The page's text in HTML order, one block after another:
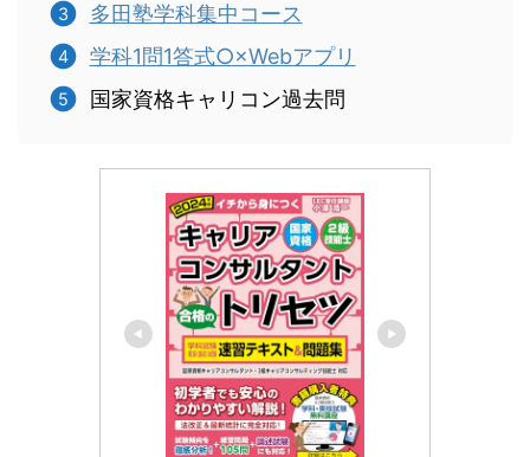
多田塾学科集中コース
学科1問1答式○×Webアプリ
国家資格キャリコン過去問